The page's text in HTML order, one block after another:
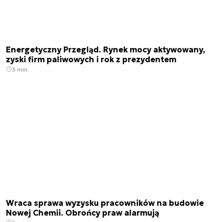
Energetyczny Przegląd. Rynek mocy aktywowany,
zyski firm paliwowych i rok z prezydentem
3 min.
Wraca sprawa wyzysku pracowników na budowie
Nowej Chemii. Obrońcy praw alarmują